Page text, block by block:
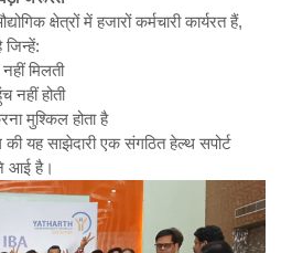
क्षेत्रों में हजारों कर्मचारी कार्यरत हैं,
मिलती
नहीं होती
मुश्किल होता है
यह साझेदारी एक संगठित हेल्थ सपोर्ट
आई है।